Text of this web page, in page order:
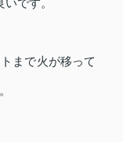
です。
まで火が移って